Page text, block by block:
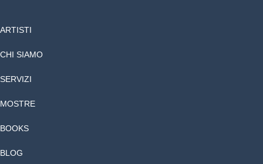
ARTISTI
CHI SIAMO
SERVIZI
MOSTRE
BOOKS
BLOG